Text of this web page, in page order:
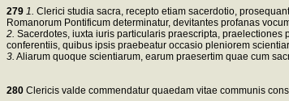
279 1. Clerici studia sacra, recepto etiam sacerdotio,
Romanorum Pontificum determinatur, devitantes profanas
2. Sacerdotes, iuxta iuris particularis praescripta,
conferentiis, quibus ipsis praebeatur occasio pleniorem
3. Aliarum quoque scientiarum, earum praesertim quae cum
280 Clericis valde commendatur quaedam vitae communis